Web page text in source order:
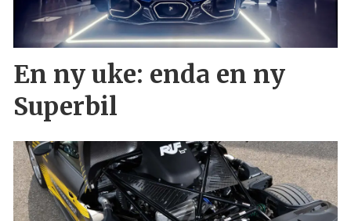
En ny uke: enda en ny
Superbil